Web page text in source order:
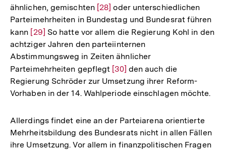
ähnlichen, gemischten Zur
Auflösung
der
Fußnote
[28] oder unterschiedlichen
Parteimehrheiten in Bundestag und Bundesrat führen
kann Zur
Auflösung
der
Fußnote
[29] So hatte vor allem die Regierung Kohl in den
achtziger Jahren den parteiinternen
Abstimmungsweg in Zeiten ähnlicher
Parteimehrheiten gepflegt Zur
Auflösung
der
[30] den auch die
Regierung Schröder zur Umsetzung ihrer Reform-
Vorhaben in der 14. Wahlperiode einschlagen möchte.
Allerdings findet eine an der Parteiarena orientierte
Mehrheitsbildung des Bundesrats nicht in allen Fällen
ihre Umsetzung. Vor allem in finanzpolitischen Fragen